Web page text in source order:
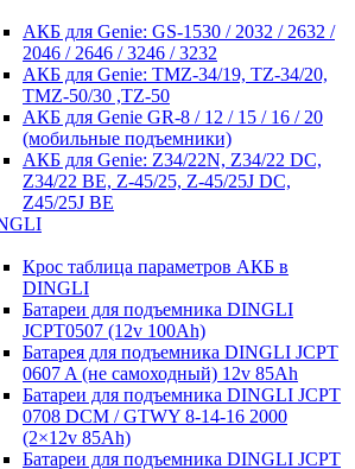
АКБ для Genie: GS-1530 / 2032 / 2632 /
2046 / 2646 / 3246 / 3232
АКБ для Genie: TMZ-34/19, TZ-34/20,
TMZ-50/30 ,TZ-50
АКБ для Genie GR-8 / 12 / 15 / 16 / 20
(мобильные подъемники)
АКБ для Genie: Z34/22N, Z34/22 DC,
Z34/22 BE, Z-45/25, Z-45/25J DC,
Z45/25J BE
Крос таблица параметров АКБ в
DINGLI
Батареи для подъемника DINGLI
JCPT0507 (12v 100Ah)
Батарея для подъемника DINGLI JCPT
0607 A (не самоходный) 12v 85Ah
Батареи для подъемника DINGLI JCPT
0708 DCM / GTWY 8-14-16 2000
(2×12v 85Ah)
Батареи для подъемника DINGLI JCPT